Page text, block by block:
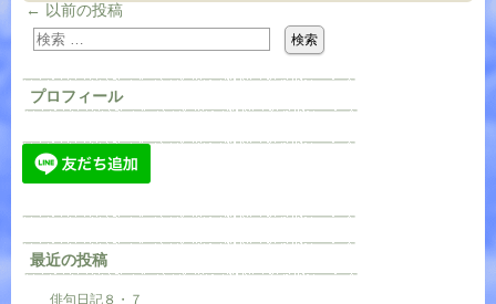
← 以前の投稿
プロフィール
最近の投稿
俳句日記８・７